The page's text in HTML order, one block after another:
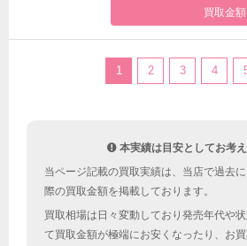
買取金額
1 2 3 4
本実績は目安としてお考
当ページ記載の買取実績は、当店で過去
際の買取金額を掲載しております。
買取相場は日々変動しており発売年代や
て買取金額が極端にお安くなったり、お